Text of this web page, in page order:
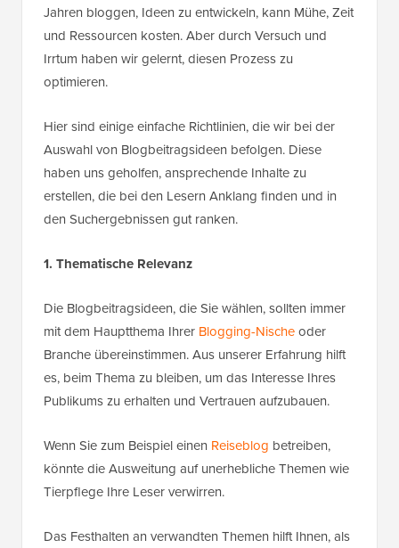
Jahren bloggen, Ideen zu entwickeln, kann Mühe, Zeit
und Ressourcen kosten. Aber durch Versuch und
Irrtum haben wir gelernt, diesen Prozess zu
optimieren.
Hier sind einige einfache Richtlinien, die wir bei der
Auswahl von Blogbeitragsideen befolgen. Diese
haben uns geholfen, ansprechende Inhalte zu
erstellen, die bei den Lesern Anklang finden und in
den Suchergebnissen gut ranken.
1. Thematische Relevanz
Die Blogbeitragsideen, die Sie wählen, sollten immer
mit dem Hauptthema Ihrer Blogging-Nischeoder
Branche übereinstimmen. Aus unserer Erfahrung hilft
es, beim Thema zu bleiben, um das Interesse Ihres
Publikums zu erhalten und Vertrauen aufzubauen.
Wenn Sie zum Beispiel einen Reiseblog betreiben,
könnte die Ausweitung auf unerhebliche Themen wie
Tierpflege Ihre Leser verwirren.
Das Festhalten an verwandten Themen hilft Ihnen, als